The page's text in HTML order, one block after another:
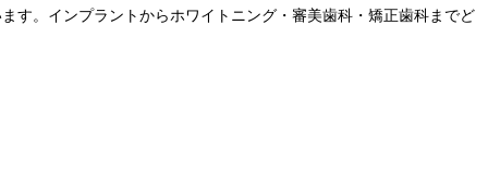
す。インプラントからホワイトニング・審美歯科・矯正歯科までど